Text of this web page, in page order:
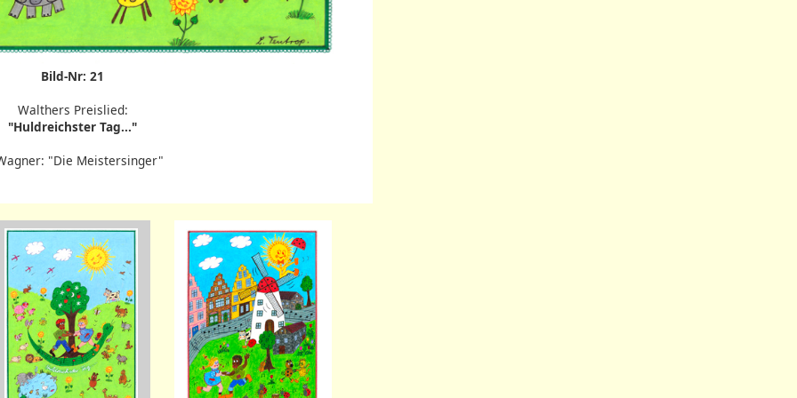
Bild-Nr: 21
Walthers Preislied:
"Huldreichster Tag..."
"Die Meistersinger"